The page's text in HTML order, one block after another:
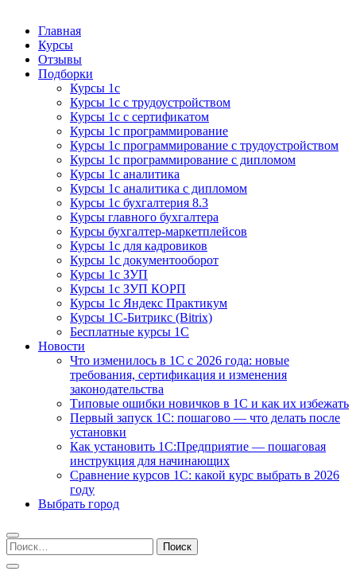
Курсы 1С
Курсы 1С официальная сертификация
Главная
Курсы
Отзывы
Подборки
Курсы 1с
Курсы 1с с трудоустройством
Курсы 1с с сертификатом
Курсы 1с программирование
Курсы 1с программирование с трудоустройством
Курсы 1с программирование с дипломом
Курсы 1с аналитика
Курсы 1с аналитика с дипломом
Курсы 1с бухгалтерия 8.3
Курсы главного бухгалтера
Курсы бухгалтер-маркетплейсов
Курсы 1с для кадровиков
Курсы 1с документооборот
Курсы 1с ЗУП
Курсы 1с ЗУП КОРП
Курсы 1с Яндекс Практикум
Курсы 1С-Битрикс (Bitrix)
Бесплатные курсы 1С
Новости
Что изменилось в 1С с 2026 года: новые
требования, сертификация и изменения
законодательства
Типовые ошибки новичков в 1С и как их избежать
Первый запуск 1С: пошагово — что делать после
установки
Как установить 1С:Предприятие — пошаговая
инструкция для начинающих
Сравнение курсов 1С: какой курс выбрать в 2026
году
Выбрать город
Найти: